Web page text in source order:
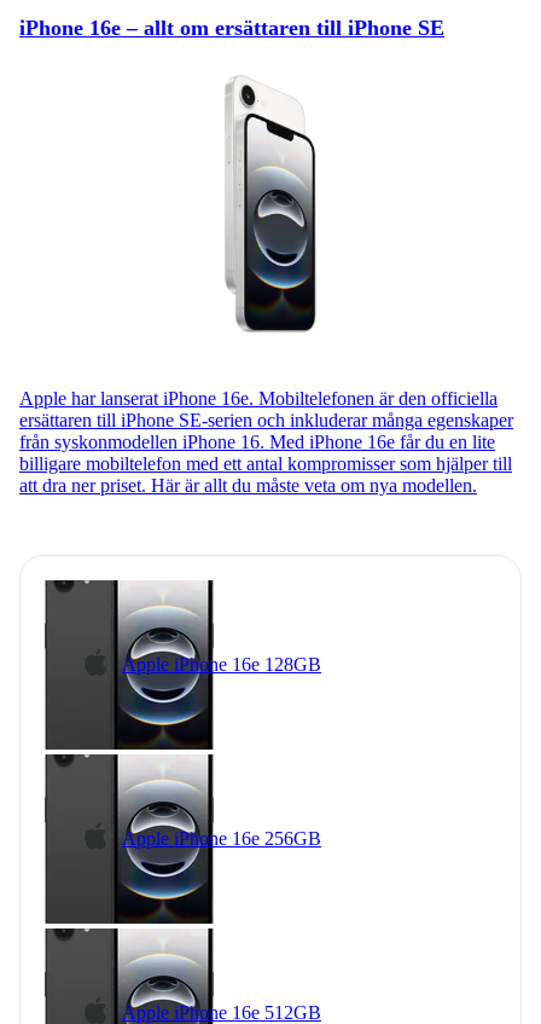
iPhone 16e – allt om ersättaren till iPhone SE
Apple har lanserat iPhone 16e. Mobiltelefonen är den officiella
ersättaren till iPhone SE-serien och inkluderar många egenskaper
från syskonmodellen iPhone 16. Med iPhone 16e får du en lite
billigare mobiltelefon med ett antal kompromisser som hjälper till
att dra ner priset. Här är allt du måste veta om nya modellen.
Apple iPhone 16e 128GB
Apple iPhone 16e 256GB
Apple iPhone 16e 512GB